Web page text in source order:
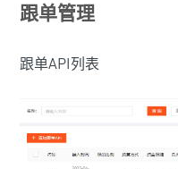
跟单管理
跟单API列表